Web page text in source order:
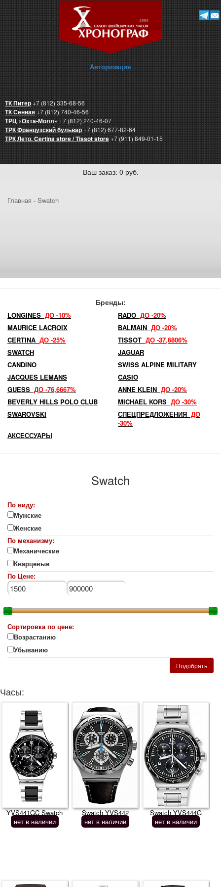
Авторизация
ТК Питер+7 (812) 335-68-56
ТК Сенная+7 (812) 740-46-56
ТРЦ «Охта-Молл»+7 (812) 240-46-07
ТРК Французский бульвар+7 (812) 677-82-64
ТРК Лето. Certina store / Tissot store+7 (911) 849-01-15
Ваш заказ: 0 руб.
Главная - Swatch
Бренды:
LONGINES ДО -10% RADO ДО -20%
MAURICE LACROIX
BALMAIN ДО -20%
CERTINA ДО -25% TISSOT ДО -37,6806%
SWATCH
JAGUAR
CANDINO
SWISS ALPINE MILITARY
JACQUES LEMANS
CASIO
GUESS ДО -76,6667% ANNE KLEIN ДО -20%
BEVERLY HILLS POLO CLUB
MICHAEL KORS ДО -30%
SWAROVSKI
СПЕЦПРЕДЛОЖЕНИЯ ДО
-30%
АКСЕССУАРЫ
Swatch
По виду:
Мужские
Женские
По механизму:
Механические
Кварцевые
По Цене:
Сортировка по цене:
Возрастанию
Убыванию
Часы:
YVS441GC Swatch
нет в наличии
Swatch YVS442
нет в наличии
Swatch YVS444G
нет в наличии